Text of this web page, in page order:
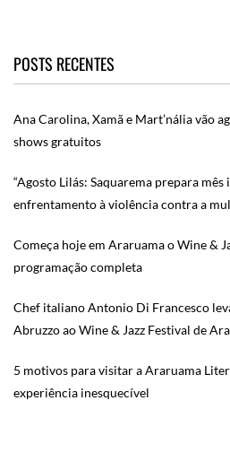
POSTS RECENTES
Ana Carolina, Xamã e Mart’nália vão
shows gratuitos
“Agosto Lilás: Saquarema prepara
enfrentamento à violência contra a
Começa hoje em Araruama o Wine &
programação completa
Chef italiano Antonio Di Francesco
Abruzzo ao Wine & Jazz Festival de
5 motivos para visitar a Araruama
experiência inesquecível